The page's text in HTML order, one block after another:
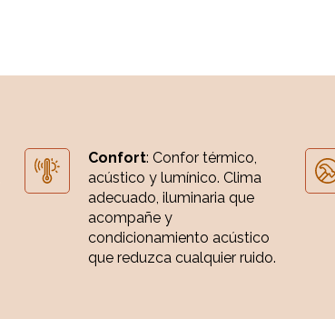
Confort: Confor térmico,
acústico y lumínico. Clima
adecuado, iluminaria que
acompañe y
condicionamiento acústico
que reduzca cualquier ruido.